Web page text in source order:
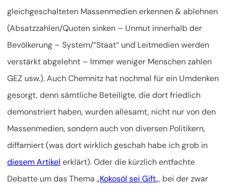
gleichgeschalteten Massenmedien erkennen & ablehnen
(Absatzzahlen/Quoten sinken – Unmut innerhalb der
Bevölkerung – System/“Staat“ und Leitmedien werden
verstärkt abgelehnt – Immer weniger Menschen zahlen
GEZ usw.). Auch Chemnitz hat nochmal für ein Umdenken
gesorgt, denn sämtliche Beteiligte, die dort friedlich
demonstriert haben, wurden allesamt, nicht nur von den
Massenmedien, sondern auch von diversen Politikern,
diffamiert (was dort wirklich geschah habe ich grob in
diesem Artikel erklärt). Oder die kürzlich entfachte
Debatte um das Thema „Kokosöl sei Gift„, bei der zwar